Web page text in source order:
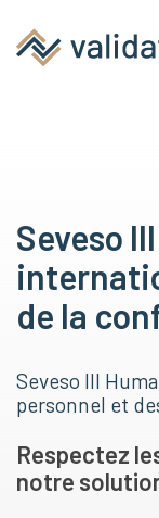
Seveso
de la
Seveso III
personnel et
Respectez
notre